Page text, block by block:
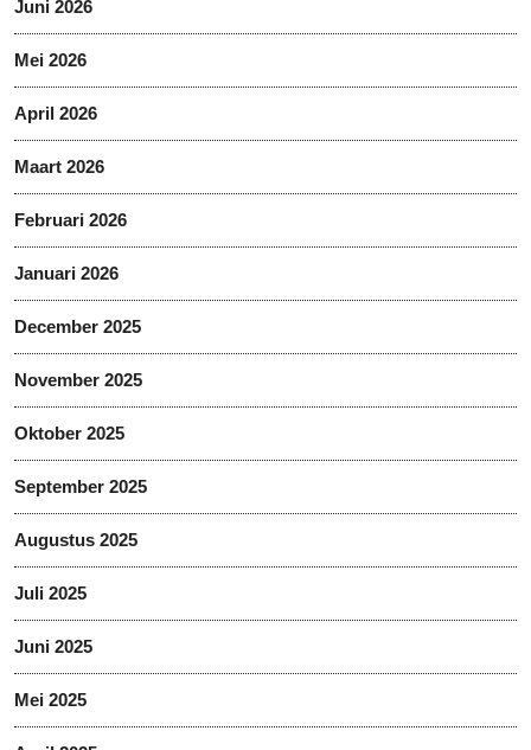
Juni 2026
Mei 2026
April 2026
Maart 2026
Februari 2026
Januari 2026
December 2025
November 2025
Oktober 2025
September 2025
Augustus 2025
Juli 2025
Juni 2025
Mei 2025